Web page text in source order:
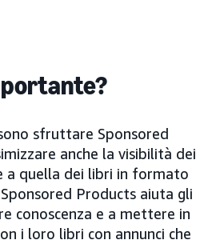
sfruttare Sponsored
anche la visibilità dei
quella dei libri in formato
Products aiuta gli
conoscenza e a mettere in
i loro libri con annunci che